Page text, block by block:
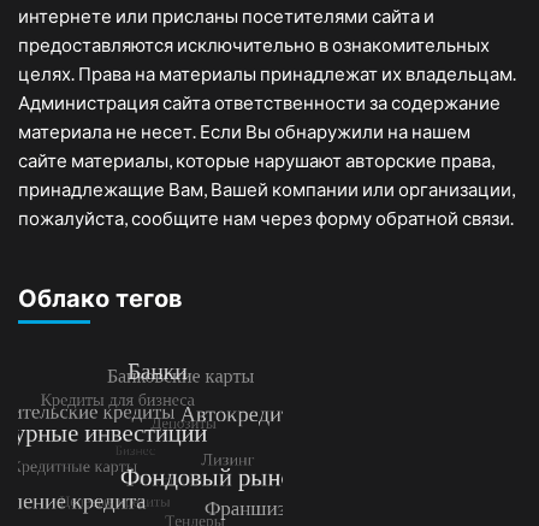
интернете или присланы посетителями сайта и
предоставляются исключительно в ознакомительных
целях. Права на материалы принадлежат их владельцам.
Администрация сайта ответственности за содержание
материала не несет. Если Вы обнаружили на нашем
сайте материалы, которые нарушают авторские права,
принадлежащие Вам, Вашей компании или организации,
пожалуйста, сообщите нам через форму обратной связи.
Облако тегов